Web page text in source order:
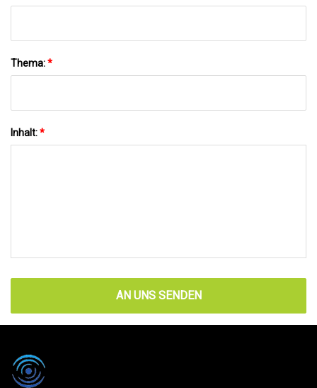
Thema:*
Inhalt:*
AN UNS SENDEN